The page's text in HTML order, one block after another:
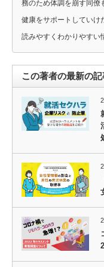
務のため体調を崩す同僚
健康をサポートしていけ
読みやすくわかりやすい
この著者の最新の記